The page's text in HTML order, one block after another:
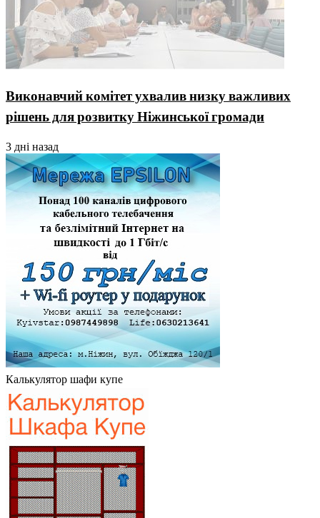
Виконавчий комітет ухвалив низку важливих
рішень для розвитку Ніжинської громади
3 дні назад
Калькулятор шафи купе